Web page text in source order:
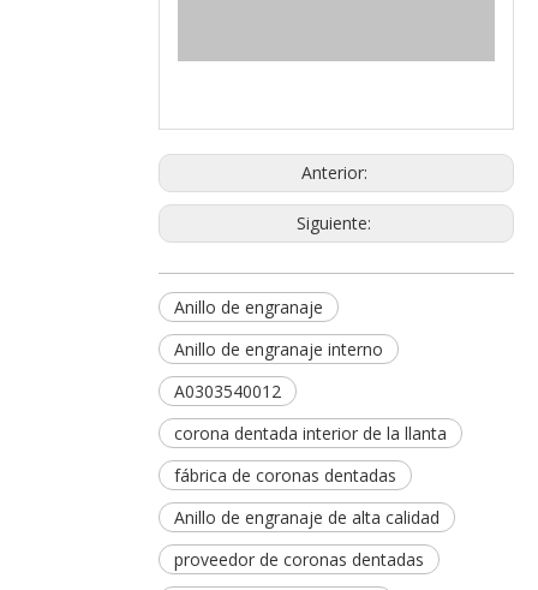
Anterior:
Siguiente:
Anillo de engranaje
Anillo de engranaje interno
A0303540012
corona dentada interior de la llanta
fábrica de coronas dentadas
Anillo de engranaje de alta calidad
proveedor de coronas dentadas